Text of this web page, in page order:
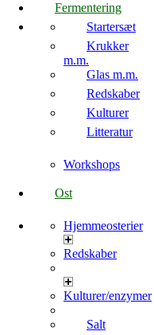
Fermentering
Startersæt
Krukker
m.m.
Glas m.m.
Redskaber
Kulturer
Litteratur
Workshops
Ost
Hjemmeosterier
Redskaber
Kulturer/enzymer
Salt